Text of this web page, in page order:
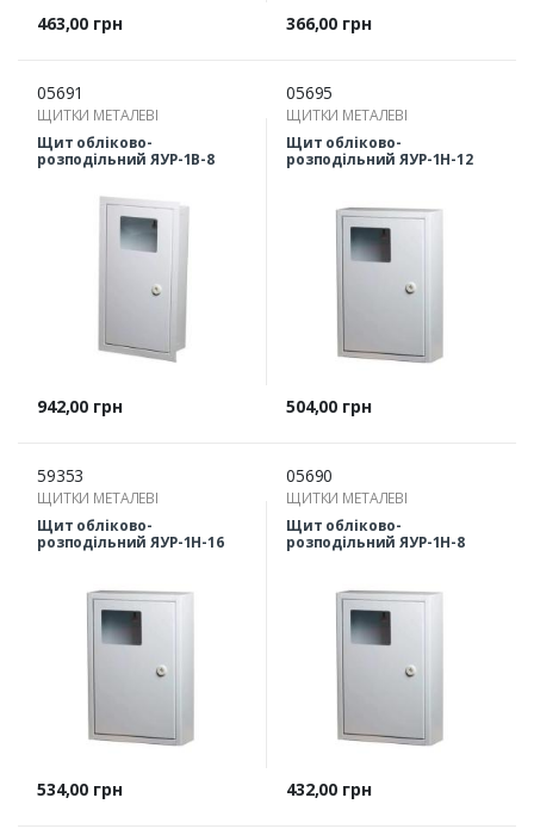
Ціна
463,00 грн Ціна
366,00 грн
05691
ЩИТКИ МЕТАЛЕВІ
Щит обліково-
розподільний ЯУР-1В-8
Ціна
942,00 грн
05695
ЩИТКИ МЕТАЛЕВІ
Щит обліково-
розподільний ЯУР-1Н-12
Ціна
504,00 грн
59353
ЩИТКИ МЕТАЛЕВІ
Щит обліково-
розподільний ЯУР-1Н-16
Ціна
534,00 грн
05690
ЩИТКИ МЕТАЛЕВІ
Щит обліково-
розподільний ЯУР-1Н-8
Ціна
432,00 грн